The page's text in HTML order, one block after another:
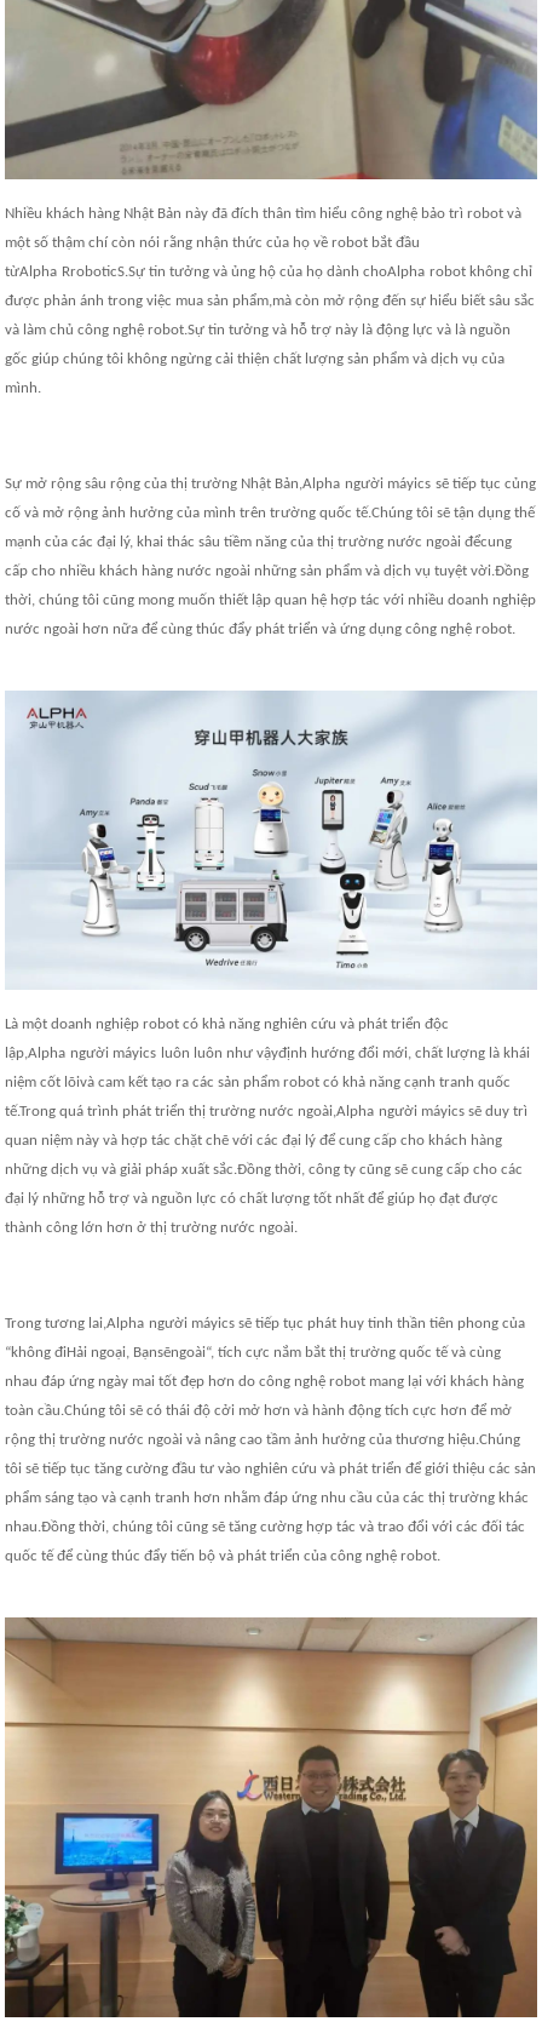
Nhiều khách hàng Nhật Bản này đã đích thân tìm hiểu công nghệ bảo trì robot và
một số thậm chí còn nói rằng nhận thức của họ về robot bắt đầu
từAlpha RroboticS.Sự tin tưởng và ủng hộ của họ dành choAlpha robot không chỉ
được phản ánh trong việc mua sản phẩm,mà còn mở rộng đến sự hiểu biết sâu sắc
và làm chủ công nghệ robot.Sự tin tưởng và hỗ trợ này là động lực và là nguồn
gốc giúp chúng tôi không ngừng cải thiện chất lượng sản phẩm và dịch vụ của
mình.
Sự mở rộng sâu rộng của thị trường Nhật Bản,Alpha người máyics sẽ tiếp tục củng
cố và mở rộng ảnh hưởng của mình trên trường quốc tế.Chúng tôi sẽ tận dụng thế
mạnh của các đại lý, khai thác sâu tiềm năng của thị trường nước ngoài đểcung
cấp cho nhiều khách hàng nước ngoài những sản phẩm và dịch vụ tuyệt vời.Đồng
thời, chúng tôi cũng mong muốn thiết lập quan hệ hợp tác với nhiều doanh nghiệp
nước ngoài hơn nữa để cùng thúc đẩy phát triển và ứng dụng công nghệ robot.
Là một doanh nghiệp robot có khả năng nghiên cứu và phát triển độc
lập,Alpha người máyics luôn luôn như vậyđịnh hướng đổi mới, chất lượng là khái
niệm cốt lõivà cam kết tạo ra các sản phẩm robot có khả năng cạnh tranh quốc
tế.Trong quá trình phát triển thị trường nước ngoài,Alpha người máyics sẽ duy trì
quan niệm này và hợp tác chặt chẽ với các đại lý để cung cấp cho khách hàng
những dịch vụ và giải pháp xuất sắc.Đồng thời, công ty cũng sẽ cung cấp cho các
đại lý những hỗ trợ và nguồn lực có chất lượng tốt nhất để giúp họ đạt được
thành công lớn hơn ở thị trường nước ngoài.
Trong tương lai,Alpha người máyics sẽ tiếp tục phát huy tinh thần tiên phong của
“không đi Hải ngoại, Bạnsẽngoài“, tích cực nắm bắt thị trường quốc tế và cùng
nhau đáp ứng ngày mai tốt đẹp hơn do công nghệ robot mang lại với khách hàng
toàn cầu.Chúng tôi sẽ có thái độ cởi mở hơn và hành động tích cực hơn để mở
rộng thị trường nước ngoài và nâng cao tầm ảnh hưởng của thương hiệu.Chúng
tôi sẽ tiếp tục tăng cường đầu tư vào nghiên cứu và phát triển để giới thiệu các sản
phẩm sáng tạo và cạnh tranh hơn nhằm đáp ứng nhu cầu của các thị trường khác
nhau.Đồng thời, chúng tôi cũng sẽ tăng cường hợp tác và trao đổi với các đối tác
quốc tế để cùng thúc đẩy tiến bộ và phát triển của công nghệ robot.